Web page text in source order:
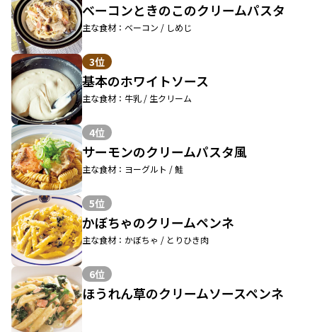
ベーコンときのこのクリームパスタ
主な食材：ベーコン / しめじ
3位
基本のホワイトソース
主な食材：牛乳 / 生クリーム
4位
サーモンのクリームパスタ風
主な食材：ヨーグルト / 鮭
5位
かぼちゃのクリームペンネ
主な食材：かぼちゃ / とりひき肉
6位
ほうれん草のクリームソースペンネ